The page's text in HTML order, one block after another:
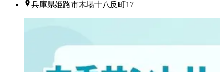
兵庫県姫路市木場十八反町17